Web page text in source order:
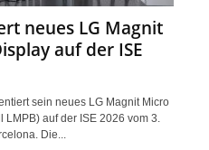
neues LG Magnit
auf der ISE
sein neues LG Magnit Micro
LMPB) auf der ISE 2026 vom 3.
Die...